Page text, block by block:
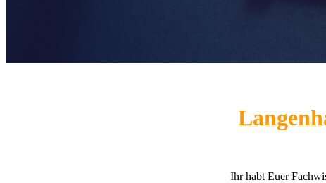
Ihr habt Euer